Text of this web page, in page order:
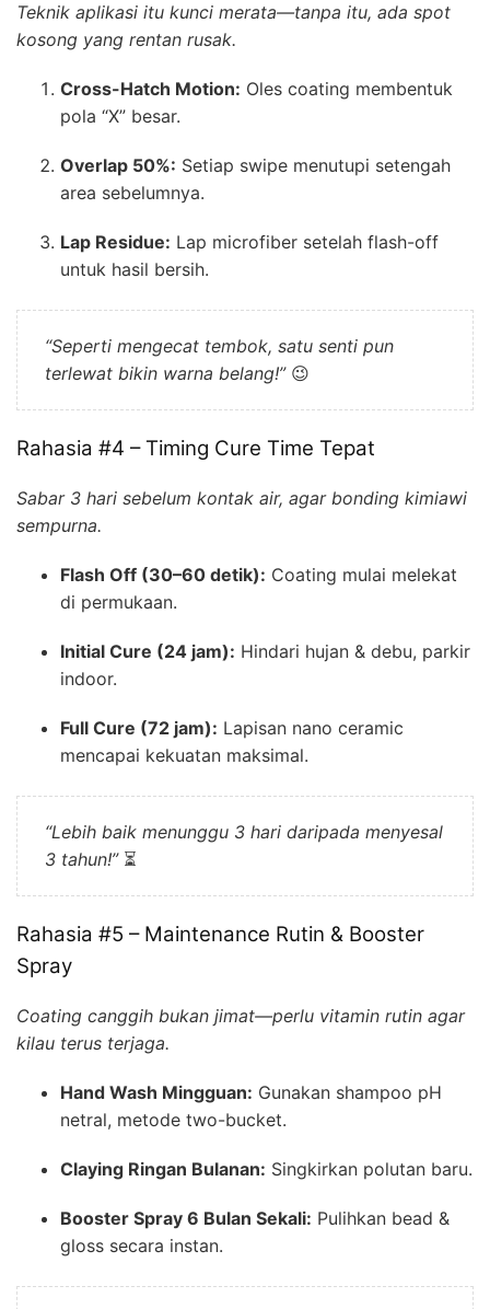
Teknik aplikasi itu kunci merata—tanpa itu, ada spot
kosong yang rentan rusak.
Cross-Hatch Motion: Oles coating membentuk
pola “X” besar.
Overlap 50%: Setiap swipe menutupi setengah
area sebelumnya.
Lap Residue: Lap micro­fiber setelah flash-off
untuk hasil bersih.
“Seperti mengecat tembok, satu senti pun
terlewat bikin warna belang!”😉
Rahasia #4 – Timing Cure Time Tepat
Sabar 3 hari sebelum kontak air, agar bonding kimiawi
sempurna.
Flash Off (30–60 detik): Coating mulai melekat
di permukaan.
Initial Cure (24 jam): Hindari hujan & debu, parkir
indoor.
Full Cure (72 jam): Lapisan nano ceramic
mencapai kekuatan maksimal.
“Lebih baik menunggu 3 hari daripada menyesal
3 tahun!”⏳
Rahasia #5 – Maintenance Rutin & Booster
Spray
Coating canggih bukan jimat—perlu vitamin rutin agar
kilau terus terjaga.
Hand Wash Mingguan: Gunakan shampoo pH
netral, metode two-bucket.
Claying Ringan Bulanan: Singkirkan polutan baru.
Booster Spray 6 Bulan Sekali: Pulihkan bead &
gloss secara instan.